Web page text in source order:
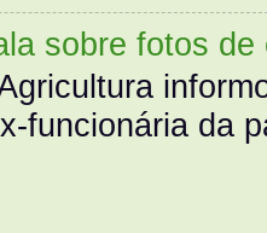
sobre fotos de
funcionária da